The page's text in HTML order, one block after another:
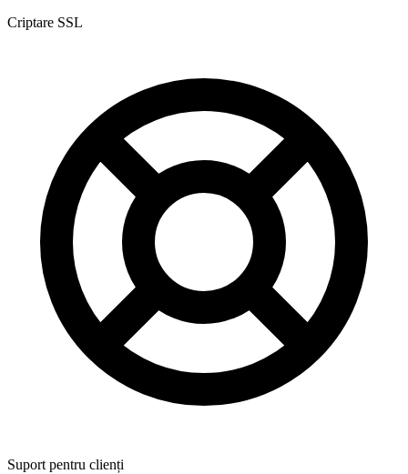
Criptare SSL
Suport pentru clienți